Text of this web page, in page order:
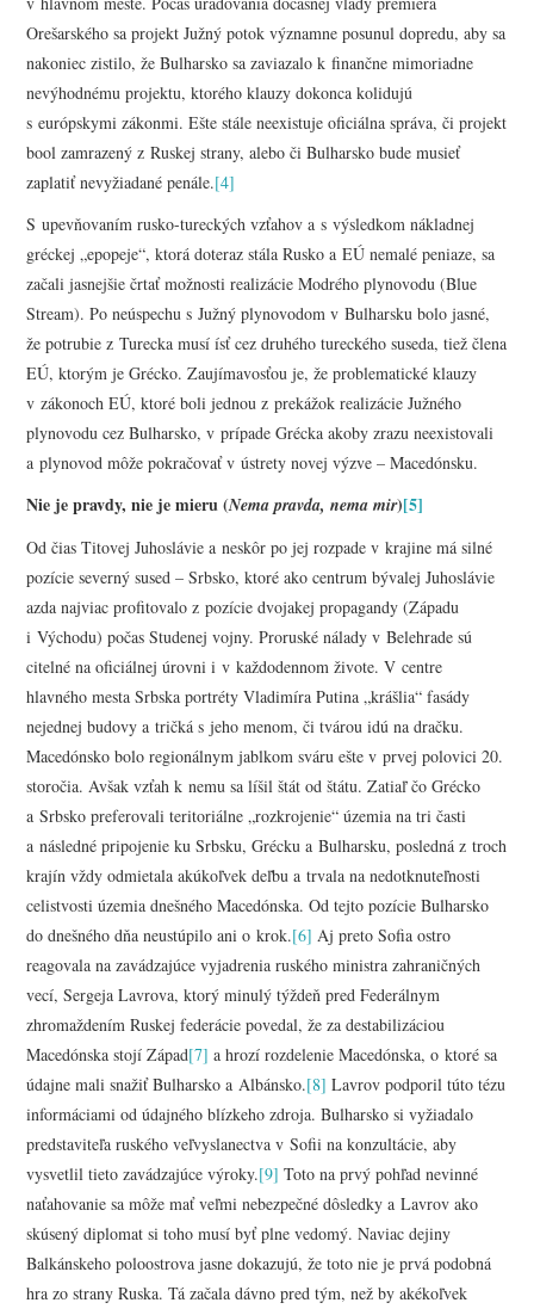
Orešarského sa projekt Južný potok významne posunul dopredu, aby sa
nakoniec zistilo, že Bulharsko sa zaviazalo k finančne mimoriadne
nevýhodnému projektu, ktorého klauzy dokonca kolidujú
s európskymi zákonmi. Ešte stále neexistuje oficiálna správa, či projekt
bool zamrazený z Ruskej strany, alebo či Bulharsko bude musieť
zaplatiť nevyžiadané penále.[4]
S upevňovaním rusko-tureckých vzťahov a s výsledkom nákladnej
gréckej „epopeje“, ktorá doteraz stála Rusko a EÚ nemalé peniaze, sa
začali jasnejšie črtať možnosti realizácie Modrého plynovodu (Blue
Stream). Po neúspechu s Južný plynovodom v Bulharsku bolo jasné,
že potrubie z Turecka musí ísť cez druhého tureckého suseda, tiež člena
EÚ, ktorým je Grécko. Zaujímavosťou je, že problematické klauzy
v zákonoch EÚ, ktoré boli jednou z prekážok realizácie Južného
plynovodu cez Bulharsko, v prípade Grécka akoby zrazu neexistovali
a plynovod môže pokračovať v ústrety novej výzve – Macedónsku.
Nie je pravdy, nie je mieru (Nema pravda, nema mir)[5]
Od čias Titovej Juhoslávie a neskôr po jej rozpade v krajine má silné
pozície severný sused – Srbsko, ktoré ako centrum bývalej Juhoslávie
azda najviac profitovalo z pozície dvojakej propagandy (Západu
i Východu) počas Studenej vojny. Proruské nálady v Belehrade sú
citelné na oficiálnej úrovni i v každodennom živote. V centre
hlavného mesta Srbska portréty Vladimíra Putina „krášlia“ fasády
nejednej budovy a tričká s jeho menom, či tvárou idú na dračku.
Macedónsko bolo regionálnym jablkom sváru ešte v prvej polovici 20.
storočia. Avšak vzťah k nemu sa líšil štát od štátu. Zatiaľ čo Grécko
a Srbsko preferovali teritoriálne „rozkrojenie“ územia na tri časti
a následné pripojenie ku Srbsku, Grécku a Bulharsku, posledná z troch
krajín vždy odmietala akúkoľvek deľbu a trvala na nedotknuteľnosti
celistvosti územia dnešného Macedónska. Od tejto pozície Bulharsko
do dnešného dňa neustúpilo ani o krok.[6] Aj preto Sofia ostro
reagovala na zavádzajúce vyjadrenia ruského ministra zahraničných
vecí, Sergeja Lavrova, ktorý minulý týždeň pred Federálnym
zhromaždením Ruskej federácie povedal, že za destabilizáciou
Macedónska stojí Západ[7] a hrozí rozdelenie Macedónska, o ktoré sa
údajne mali snažiť Bulharsko a Albánsko.[8] Lavrov podporil túto tézu
informáciami od údajného blízkeho zdroja. Bulharsko si vyžiadalo
predstaviteľa ruského veľvyslanectva v Sofii na konzultácie, aby
vysvetlil tieto zavádzajúce výroky.[9] Toto na prvý pohľad nevinné
naťahovanie sa môže mať veľmi nebezpečné dôsledky a Lavrov ako
skúsený diplomat si toho musí byť plne vedomý. Naviac dejiny
Balkánskeho poloostrova jasne dokazujú, že toto nie je prvá podobná
hra zo strany Ruska. Tá začala dávno pred tým, než by akékoľvek